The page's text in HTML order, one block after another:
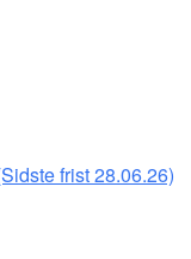
frist 28.06.26)